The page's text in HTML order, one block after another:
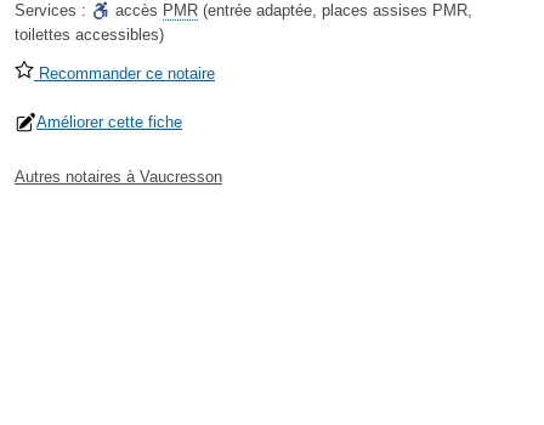
Services :
accès PMR (entrée adaptée, places assises PMR,
toilettes accessibles)
Recommander ce notaire
Améliorer cette fiche
Autres notaires à Vaucresson